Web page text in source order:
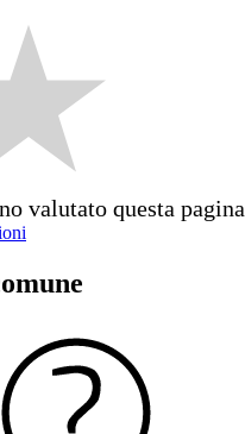
valutato questa pagina